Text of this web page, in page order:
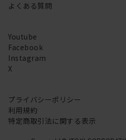
よくある質問
Youtube
Facebook
Instagram
X
プライバシーポリシー
利用規約
特定商取引法に関する表示